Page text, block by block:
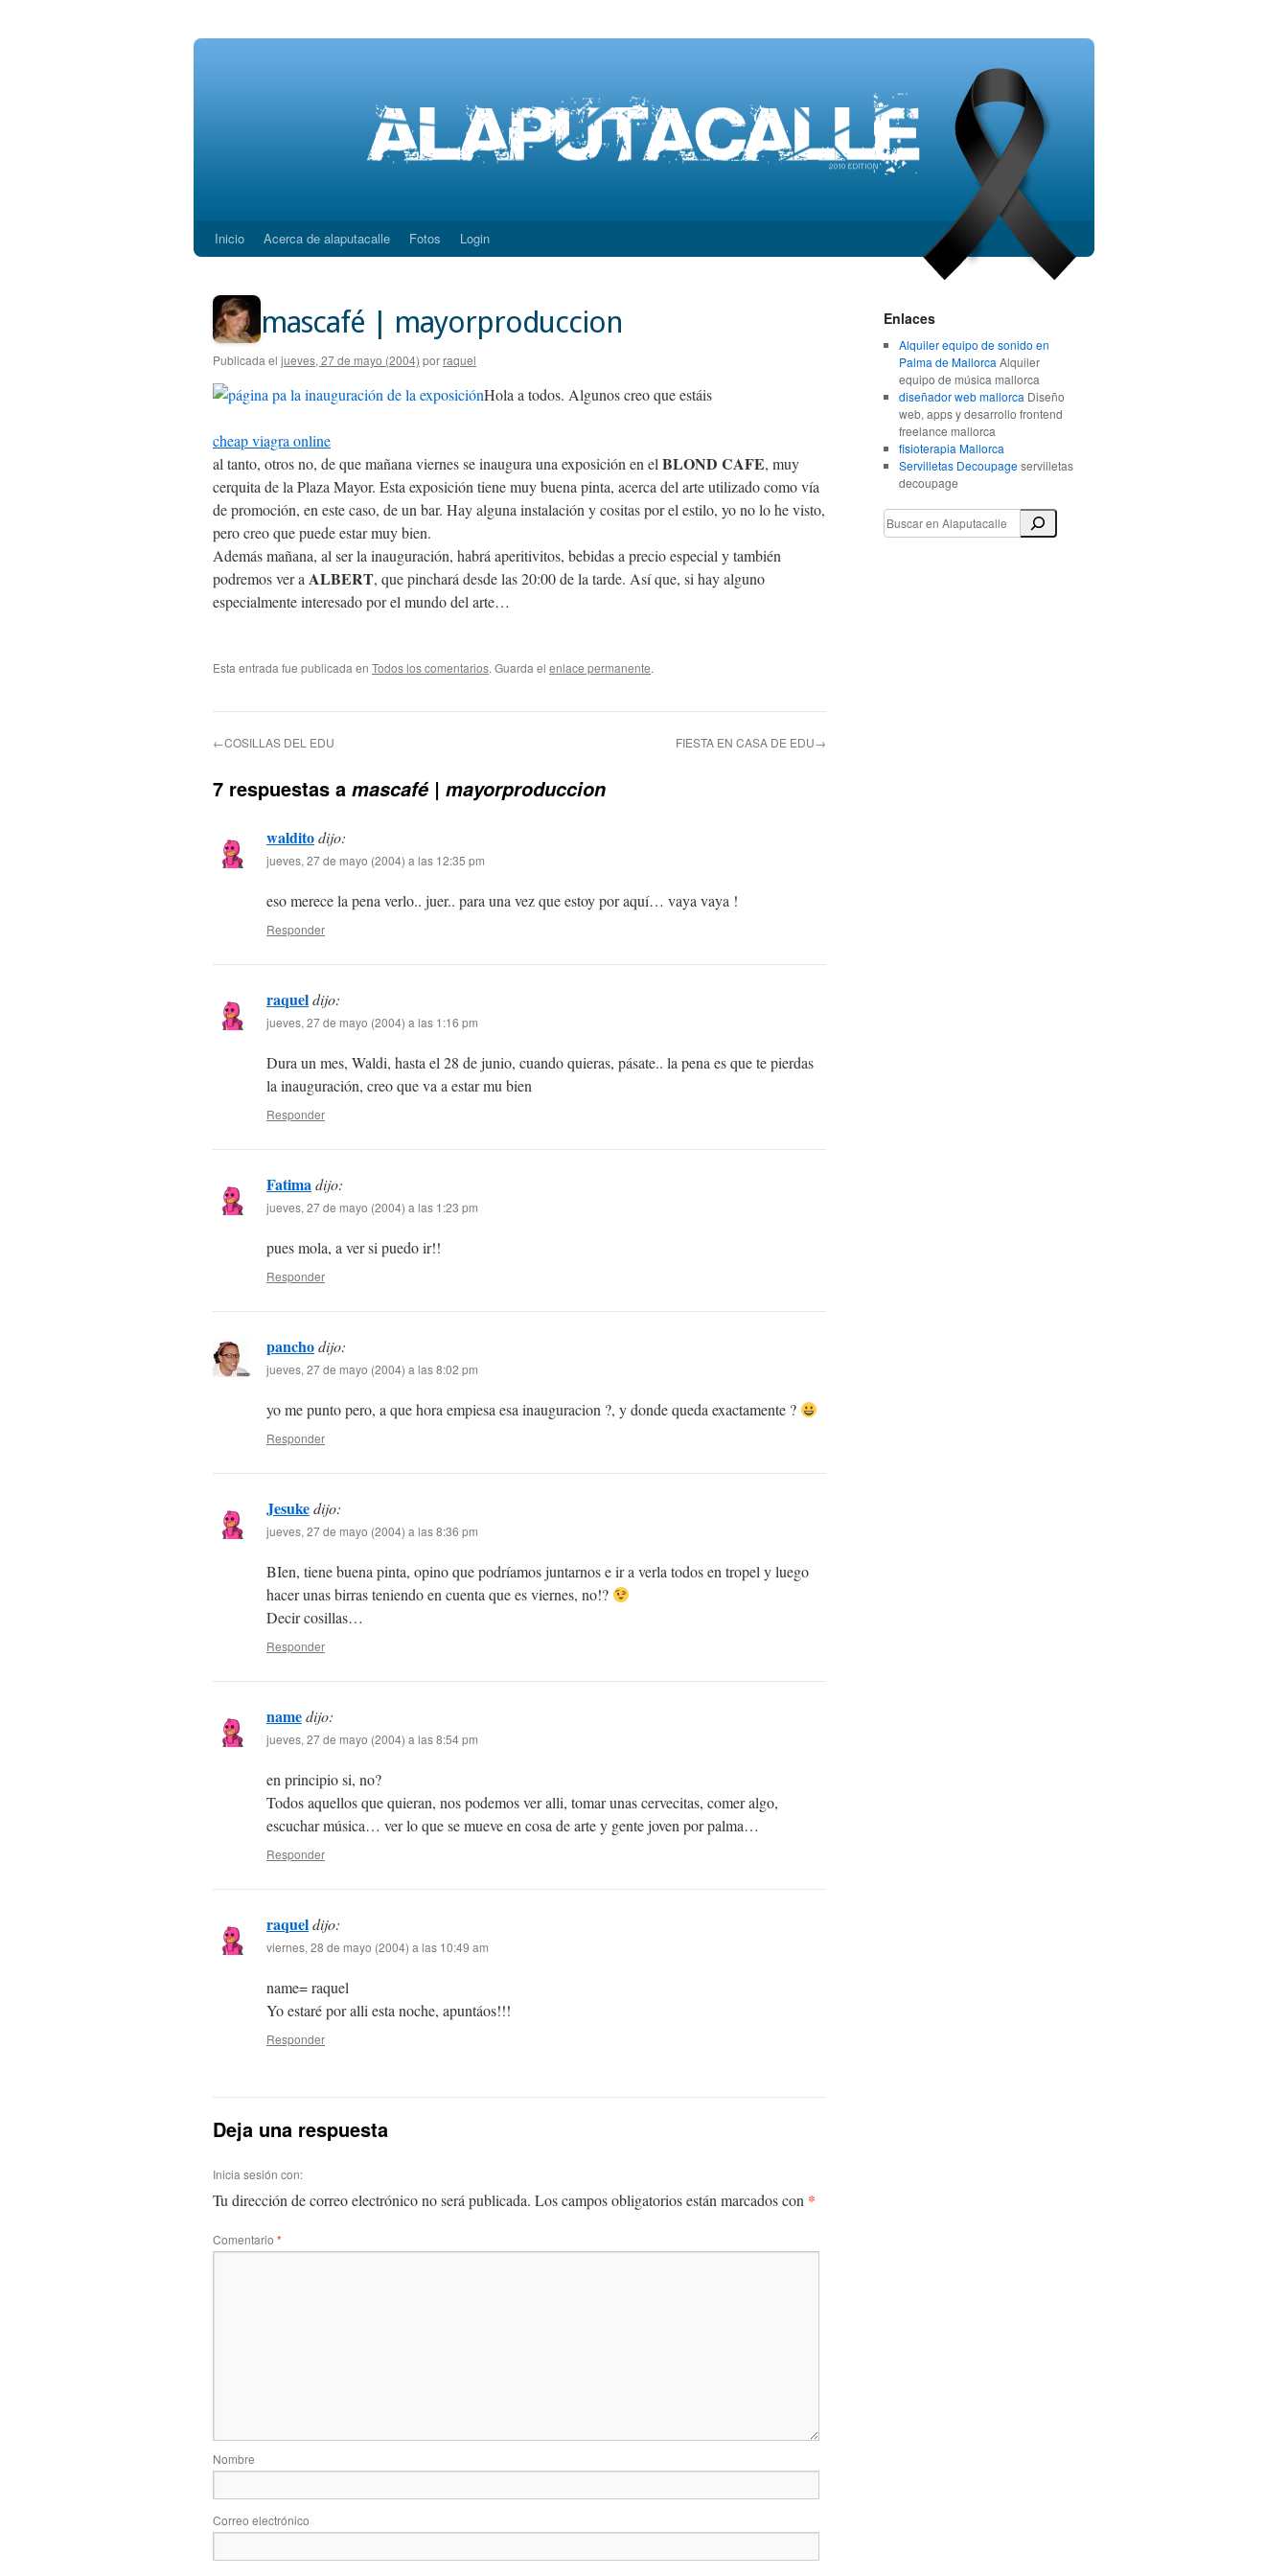
Saltar
contenido
Inicio Acerca de alaputacalle Fotos Login
mascafé | mayorproduccion
Publicada el jueves, 27 de mayo (2004) por raquel
Hola a todos. Algunos creo que estáis
cheap viagra online
al tanto, otros no, de que mañana viernes se inaugura una exposición en el BLOND CAFE, muy
cerquita de la Plaza Mayor. Esta exposición tiene muy buena pinta, acerca del arte utilizado como vía
de promoción, en este caso, de un bar. Hay alguna instalación y cositas por el estilo, yo no lo he visto,
pero creo que puede estar muy bien.
Además mañana, al ser la inauguración, habrá aperitivitos, bebidas a precio especial y también
podremos ver a ALBERT, que pinchará desde las 20:00 de la tarde. Así que, si hay alguno
especialmente interesado por el mundo del arte…
Esta entrada fue publicada en Todos los comentarios. Guarda el enlace permanente.
←COSILLAS DEL EDU FIESTA EN CASA DE EDU→
7 respuestas a mascafé | mayorproduccion
walditodijo:
jueves, 27 de mayo (2004) a las 12:35 pm
eso merece la pena verlo.. juer.. para una vez que estoy por aquí… vaya vaya !
Responder
raqueldijo:
jueves, 27 de mayo (2004) a las 1:16 pm
Dura un mes, Waldi, hasta el 28 de junio, cuando quieras, pásate.. la pena es que te pierdas
la inauguración, creo que va a estar mu bien
Responder
Fatimadijo:
jueves, 27 de mayo (2004) a las 1:23 pm
pues mola, a ver si puedo ir!!
Responder
panchodijo:
jueves, 27 de mayo (2004) a las 8:02 pm
yo me punto pero, a que hora empiesa esa inauguracion ?, y donde queda exactamente ?
Responder
Jesukedijo:
jueves, 27 de mayo (2004) a las 8:36 pm
BIen, tiene buena pinta, opino que podríamos juntarnos e ir a verla todos en tropel y luego
hacer unas birras teniendo en cuenta que es viernes, no!?
Decir cosillas…
Responder
namedijo:
jueves, 27 de mayo (2004) a las 8:54 pm
en principio si, no?
Todos aquellos que quieran, nos podemos ver alli, tomar unas cervecitas, comer algo,
escuchar música… ver lo que se mueve en cosa de arte y gente joven por palma…
Responder
raqueldijo:
viernes, 28 de mayo (2004) a las 10:49 am
name= raquel
Yo estaré por alli esta noche, apuntáos!!!
Responder
Deja una respuesta
Inicia sesión con:
Tu dirección de correo electrónico no será publicada. Los campos obligatorios están marcados con *
Comentario *
Nombre
Correo electrónico
Enlaces
Alquiler equipo de sonido en
Palma de Mallorca Alquiler
equipo de música mallorca
diseñador web mallorca Diseño
web, apps y desarrollo frontend
freelance mallorca
fisioterapia Mallorca
Servilletas Decoupageservilletas
decoupage